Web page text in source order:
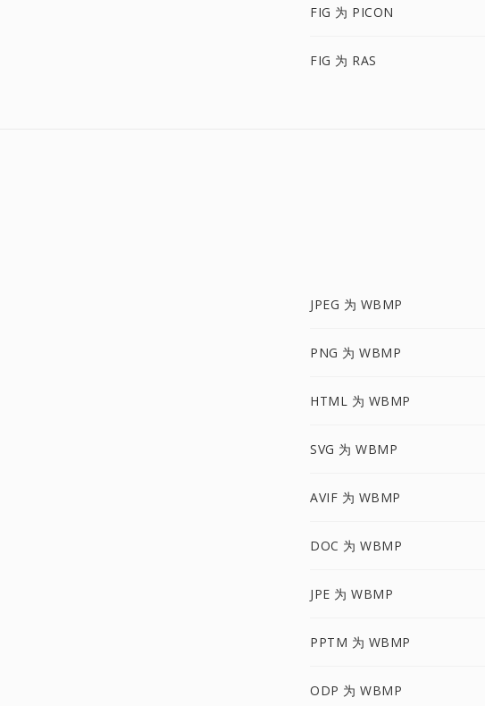
FIG 为 PICON
FIG 为 RAS
JPEG 为 WBMP
PNG 为 WBMP
HTML 为 WBMP
SVG 为 WBMP
AVIF 为 WBMP
DOC 为 WBMP
JPE 为 WBMP
PPTM 为 WBMP
ODP 为 WBMP